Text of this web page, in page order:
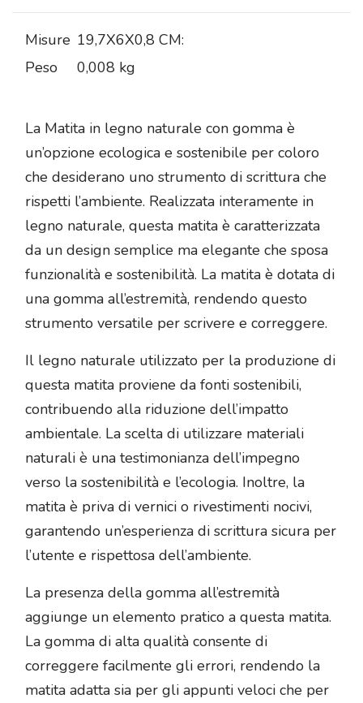
Misure 19,7X6X0,8 CM:
Peso
0,008 kg
La Matita in legno naturale con gomma è
un’opzione ecologica e sostenibile per coloro
che desiderano uno strumento di scrittura che
rispetti l’ambiente. Realizzata interamente in
legno naturale, questa matita è caratterizzata
da un design semplice ma elegante che sposa
funzionalità e sostenibilità. La matita è dotata di
una gomma all’estremità, rendendo questo
strumento versatile per scrivere e correggere.
Il legno naturale utilizzato per la produzione di
questa matita proviene da fonti sostenibili,
contribuendo alla riduzione dell’impatto
ambientale. La scelta di utilizzare materiali
naturali è una testimonianza dell’impegno
verso la sostenibilità e l’ecologia. Inoltre, la
matita è priva di vernici o rivestimenti nocivi,
garantendo un’esperienza di scrittura sicura per
l’utente e rispettosa dell’ambiente.
La presenza della gomma all’estremità
aggiunge un elemento pratico a questa matita.
La gomma di alta qualità consente di
correggere facilmente gli errori, rendendo la
matita adatta sia per gli appunti veloci che per